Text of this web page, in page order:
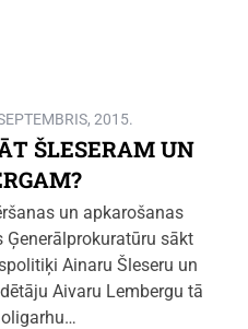
2015.
ŠLESERAM UN
un apkarošanas
sākt
Ainaru Šleseru un
Aivaru Lembergu tā